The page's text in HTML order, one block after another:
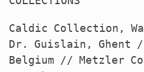
Caldic Collection,
Dr. Guislain, Ghent
Belgium // Metzler